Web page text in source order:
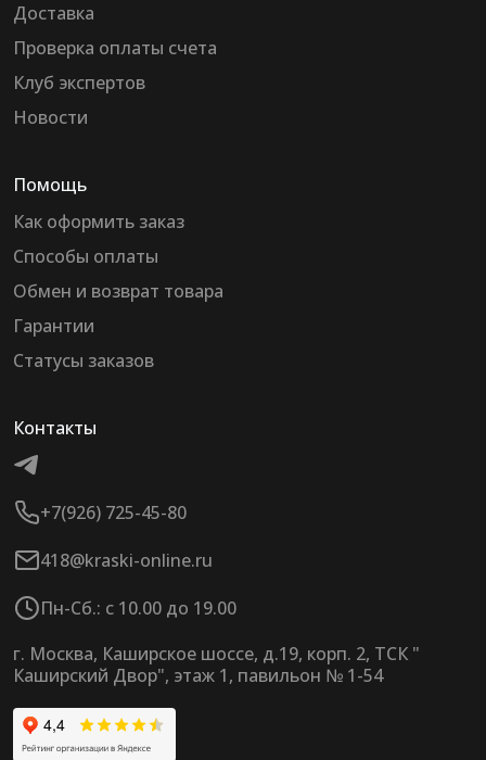
Доставка
Проверка оплаты счета
Клуб экспертов
Новости
Помощь
Как оформить заказ
Способы оплаты
Обмен и возврат товара
Гарантии
Статусы заказов
Контакты
+7(926) 725-45-80
418@kraski-online.ru
Пн-Сб.: с 10.00 до 19.00
г. Москва, Каширское шоссе, д.19, корп. 2, ТСК "
Каширский Двор", этаж 1, павильон № 1-54